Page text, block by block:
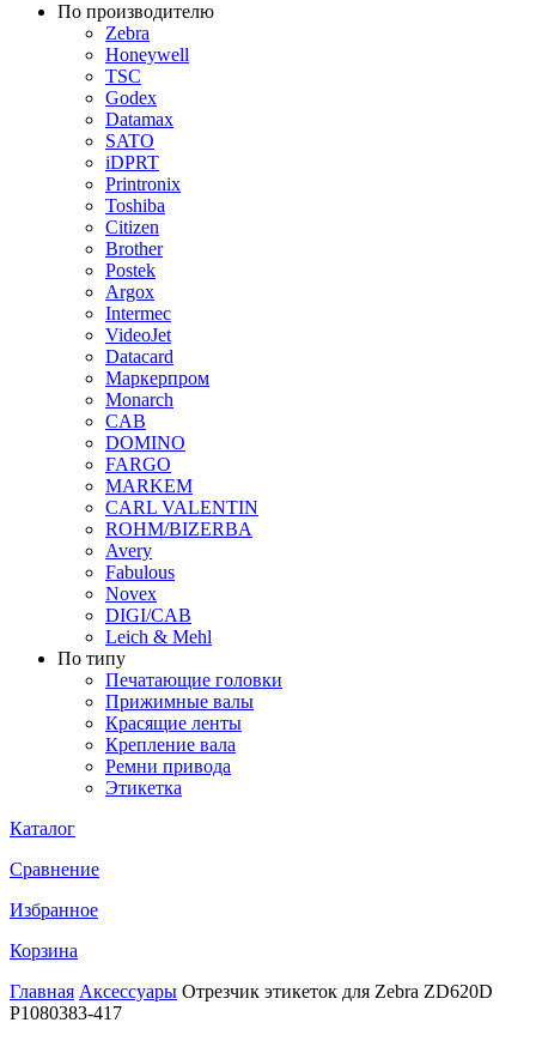
По производителю
Zebra
Honeywell
TSC
Godex
Datamax
SATO
iDPRT
Printronix
Toshiba
Citizen
Brother
Postek
Argox
Intermec
VideoJet
Datacard
Маркерпром
Monarch
CAB
DOMINO
FARGO
MARKEM
CARL VALENTIN
ROHM/BIZERBA
Avery
Fabulous
Novex
DIGI/CAB
Leich & Mehl
По типу
Печатающие головки
Прижимные валы
Красящие ленты
Крепление вала
Ремни привода
Этикетка
Каталог
Сравнение
Избранное
Корзина
Главная Аксессуары Отрезчик этикеток для Zebra ZD620D
P1080383-417